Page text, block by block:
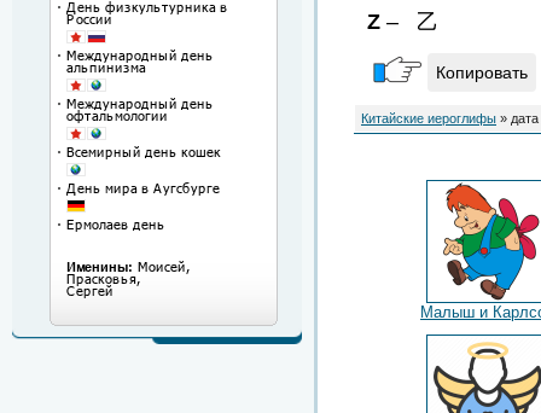
Z – 乙
Копировать
Китайские иероглифы »
Малыш и